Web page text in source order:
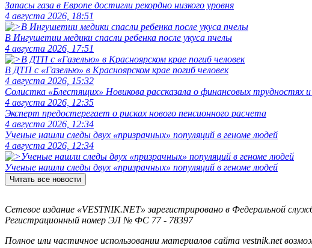
Запасы газа в Европе достигли рекордно низкого уровня
4 августа 2026, 18:51
В Ингушетии медики спасли ребенка после укуса пчелы
4 августа 2026, 17:51
В ДТП с «Газелью» в Красноярском крае погиб человек
4 августа 2026, 15:32
Солистка «Блестящих» Новикова рассказала о финансовых трудностях и
4 августа 2026, 12:35
Эксперт предостерегает о рисках нового пенсионного расчета
4 августа 2026, 12:34
Ученые нашли следы двух «призрачных» популяций в геноме людей
4 августа 2026, 12:34
Ученые нашли следы двух «призрачных» популяций в геноме людей
Читать все новости
Сетевое издание «VESTNIK.NET» зарегистрировано в Федеральной
Регистрационный номер ЭЛ № ФС 77 - 78397
Полное или частичное использовании материалов сайта vestnik.net